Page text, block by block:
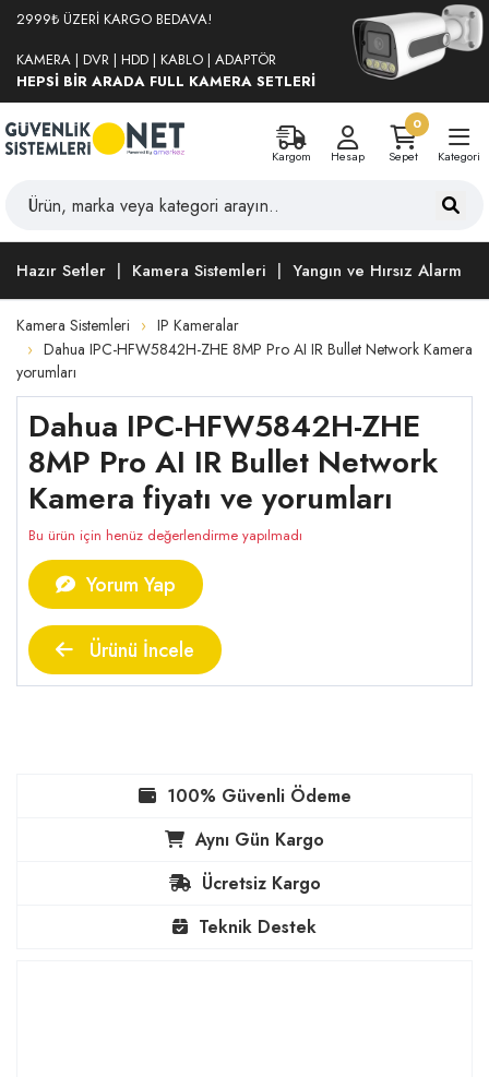
2999₺ ÜZERİ KARGO BEDAVA!
KAMERA | DVR | HDD | KABLO | ADAPTÖR
HEPSİ BİR ARADA FULL KAMERA SETLERİ
Kargom Hesap
0
Sepet
Kategori
Hazır Setler Kamera Sistemleri Yangın ve Hırsız Alarm
Kamera Sistemleri
IP Kameralar
Dahua IPC-HFW5842H-ZHE 8MP Pro AI IR Bullet Network Kamera
yorumları
Dahua IPC-HFW5842H-ZHE
8MP Pro AI IR Bullet Network
Kamera fiyatı ve yorumları
Bu ürün için henüz değerlendirme yapılmadı
Yorum Yap
Ürünü İncele
100% Güvenli Ödeme
Aynı Gün Kargo
Ücretsiz Kargo
Teknik Destek